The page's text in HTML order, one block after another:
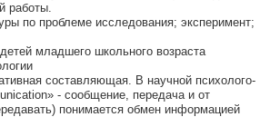
работы.
по проблеме исследования; эксперимент;
младшего школьного возраста
составляющая. В научной психолого-
- сообщение, передача и от
понимается обмен информацией